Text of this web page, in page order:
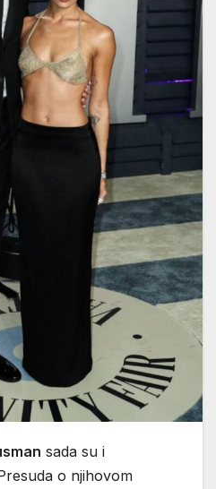
sada su i
o njihovom